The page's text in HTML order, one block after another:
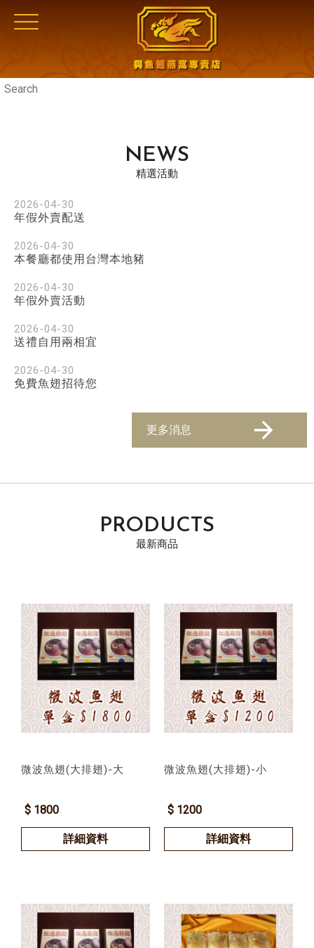
NEWS
精選活動
2026-04-30
年假外賣配送
2026-04-30
本餐廳都使用台灣本地豬
2026-04-30
年假外賣活動
2026-04-30
送禮自用兩相宜
2026-04-30
免費魚翅招待您
更多消息
PRODUCTS
最新商品
微波魚翅(大排翅)-大
$ 1800
詳細資料
微波魚翅(大排翅)-小
$ 1200
詳細資料